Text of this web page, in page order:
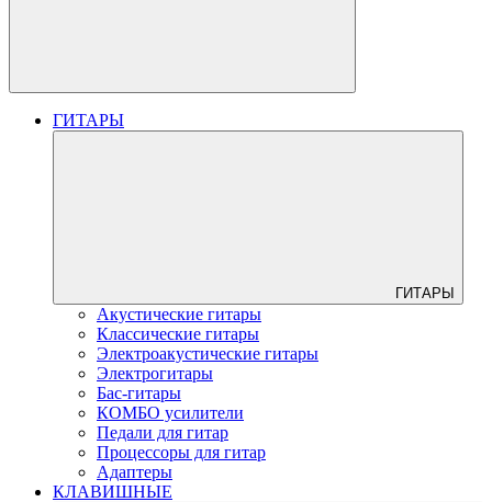
ГИТАРЫ
ГИТАРЫ
Акустические гитары
Классические гитары
Электроакустические гитары
Электрогитары
Бас-гитары
КОМБО усилители
Педали для гитар
Процессоры для гитар
Адаптеры
КЛАВИШНЫЕ